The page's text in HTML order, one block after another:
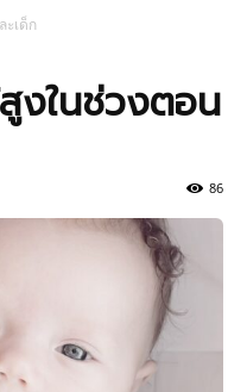
เด็ก
งในช่วงตอน
86